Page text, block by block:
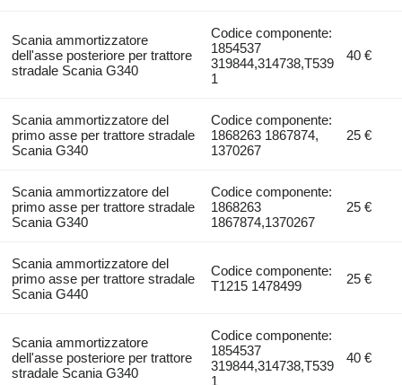
Scania ammortizzatore
dell'asse posteriore per trattore
stradale Scania G340
Codice componente:
1854537
319844,314738,T539
1
40 €
Scania ammortizzatore del
primo asse per trattore stradale
Scania G340
Codice componente:
1868263 1867874,
1370267
25 €
Scania ammortizzatore del
primo asse per trattore stradale
Scania G340
Codice componente:
1868263
1867874,1370267
25 €
Scania ammortizzatore del
primo asse per trattore stradale
Scania G440
Codice componente:
T1215 1478499
25 €
Scania ammortizzatore
dell'asse posteriore per trattore
stradale Scania G340
Codice componente:
1854537
319844,314738,T539
1
40 €